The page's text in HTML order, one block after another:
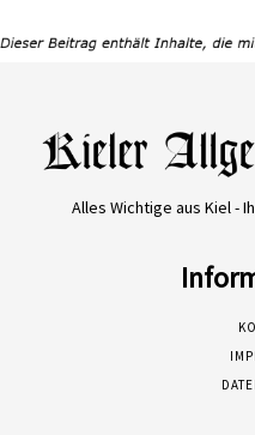
Alles Wichtige aus Kiel -